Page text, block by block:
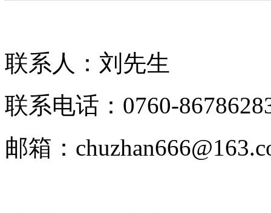
联系人：刘先生
联系电话：0760-
邮箱：